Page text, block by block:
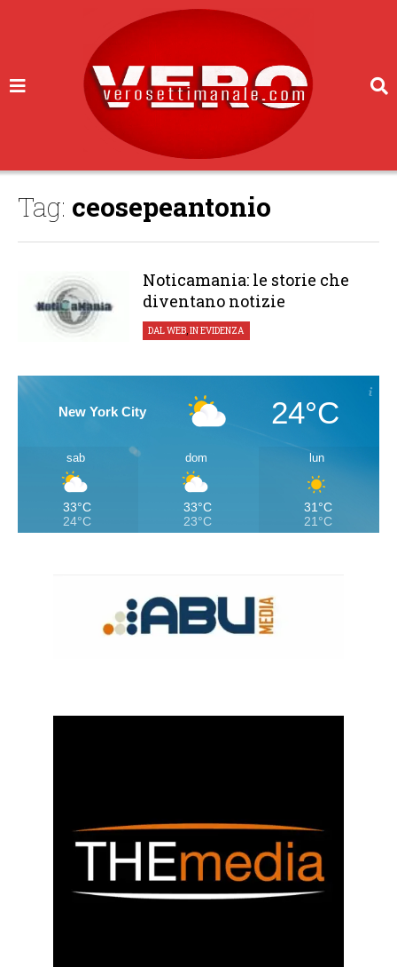
Tag: ceosepeantonio
Noticamania: le storie che
diventano notizie
DAL WEB,IN EVIDENZA
New York City 24°C
sab
33°C
24°C
dom
33°C
23°C
lun
31°C
21°C